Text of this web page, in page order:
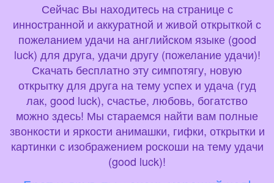
Сейчас Вы находитесь на странице с
инностранной и аккуратной и живой открыткой с
пожеланием удачи на английском языке (good
luck) для друга, удачи другу (пожелание удачи)!
Скачать бесплатно эту симпотягу, новую
открытку для друга на тему успех и удача (гуд
лак, good luck), счастье, любовь, богатство
можно здесь! Мы стараемся найти вам полные
звонкости и яркости анимашки, гифки, открытки и
картинки с изображением роскоши на тему удачи
(good luck)!